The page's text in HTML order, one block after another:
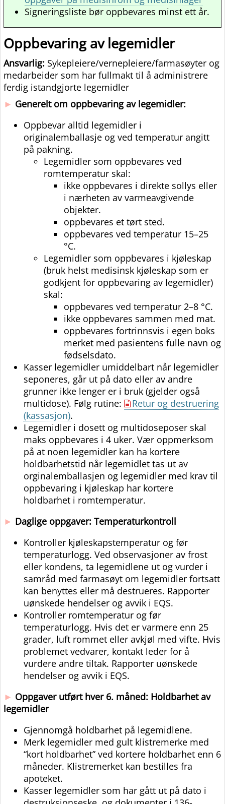
Signeringsliste bør oppbevares minst ett år.
Oppbevaring av legemidler​
Ansvarlig: Sykepleiere/vernepleiere/farmasøyter og
medarbeider som har fullmakt til å administrere
ferdig istandgjorte legemidler
► Generelt om oppbevaring av legemidler:
Oppbevar alltid legemidler i
originalemballasje og ved temperatur angitt
på pakning.
Legemidler som oppbevares ved
romtemperatur skal:
ikke oppbevares i direkte sollys eller
i nærheten av varmeavgivende
objekter.
oppbevares et tørt sted.
oppbevares ved temperatur 15–25
°C.
Legemidler som oppbevares i kjøleskap
(bruk helst medisinsk kjøleskap som er
godkjent for oppbevaring av legemidler)
skal:
oppbevares ved temperatur 2–8 °C.
ikke oppbevares sammen med mat.
oppbevares fortrinnsvis i egen boks
merket med pasientens fulle navn og
fødselsdato.
Kasser legemidler umiddelbart når legemidler
seponeres, går ut på dato eller av andre
grunner ikke lenger er i bruk (gjelder også
multidose). Følg rutine:
Retur og destruering
(kassasjon).
Legemidler i dosett og multidoseposer skal
maks oppbevares i 4 uker. Vær oppmerksom
på at noen legemidler kan ha kortere
holdbarhetstid når legemidlet tas ut av
orginalemballasjen og legemidler med krav til
oppbevaring i kjøleskap har kortere
holdbarhet i romtemperatur.
► Daglige oppgaver: Temperaturkontroll
Kontroller kjøleskapstemperatur og før
temperaturlogg. Ved observasjoner av frost
eller kondens, ta legemidlene ut og vurder i
samråd med farmasøyt om legemidler fortsatt
kan benyttes eller må destrueres. Rapporter
uønskede hendelser og avvik i EQS.
Kontroller romtemperatur og før
temperaturlogg. Hvis det er varmere enn 25
grader, luft rommet eller avkjøl med vifte. Hvis
problemet vedvarer, kontakt leder for å
vurdere andre tiltak. Rapporter uønskede
hendelser og avvik i EQS.
► Oppgaver utført hver 6. måned: Holdbarhet av
legemidler
Gjennomgå holdbarhet på legemidlene.
Merk legemidler med gult klistremerke med
“kort holdbarhet” ved kortere holdbarhet enn 6
måneder. Klistremerket kan bestilles fra
apoteket.
Kasser legemidler som har gått ut på dato i